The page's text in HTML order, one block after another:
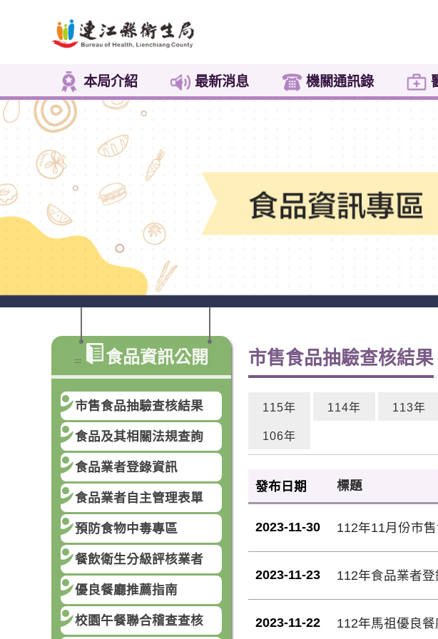
本局介紹 最新消息 機關通訊錄
::: 食品資訊公開
市售食品抽驗查核結果
食品及其相關法規查詢
食品業者登錄資訊
食品業者自主管理表單
預防食物中毒專區
餐飲衛生分級評核業者
優良餐廳推薦指南
校園午餐聯合稽查查核
市售食品抽驗查核結果
115年 114年 113年
106年
發布日期 標題
2023-11-30 112年11月份市
2023-11-23 112年食品業者
2023-11-22 112年馬祖優良